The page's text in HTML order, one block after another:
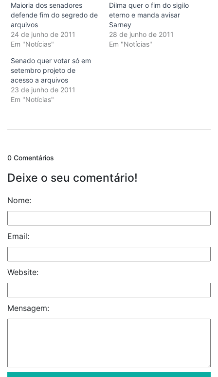
Maioria dos senadores
defende fim do segredo de
arquivos
24 de junho de 2011
Em "Notícias"
Dilma quer o fim do sigilo
eterno e manda avisar
Sarney
28 de junho de 2011
Em "Notícias"
Senado quer votar só em
setembro projeto de
acesso a arquivos
23 de junho de 2011
Em "Notícias"
0 Comentários
Deixe o seu comentário!
Nome:
Email:
Website:
Mensagem: